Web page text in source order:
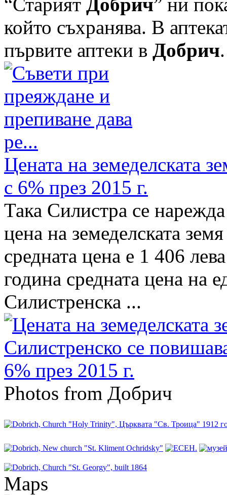
който съхранява. В
първите аптеки в Добрич
Цената на земеделската
с 6% през 2015 г.
Така Силистра се
цена на земеделската
средната цена е 1 406
година средната цена на
Силистренска ...
Photos from Добрич
Maps